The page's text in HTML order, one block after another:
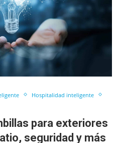
Hospitalidad inteligente
para exteriores
seguridad y más